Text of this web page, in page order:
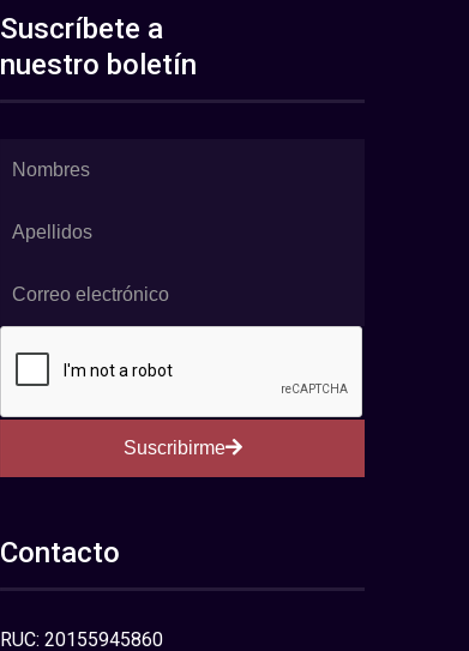
Suscríbete a
nuestro boletín
Suscribirme
Contacto
RUC: 20155945860